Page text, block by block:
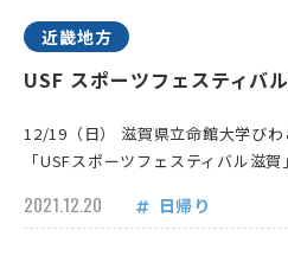
近畿地方
USF スポーツフェスティバ
12/19（日） 滋賀県立命館大学び
「USFスポーツフェスティバル滋
2021.12.20 日帰り